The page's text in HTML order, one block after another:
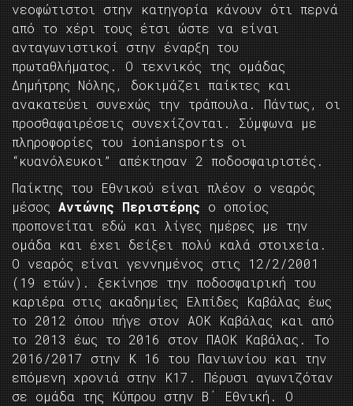
νεοφώτιστοι στην κατηγορία κάνουν ότι περνά
από το χέρι τους έτσι ώστε να είναι
ανταγωνιστικοί στην έναρξη του
πρωταθλήματος. Ο τεχνικός της ομάδας
Δημήτρης Νόλης, δοκιμάζει παίκτες και
ανακατεύει συνεχώς την τράπουλα. Πάντως, οι
προσθαφαιρέσεις συνεχίζονται. Σύμφωνα με
πληροφορίες του ioniansports οι
“κυανόλευκοι” απέκτησαν 2 ποδοσφαιριστές.
Παίκτης του Εθνικού είναι πλέον ο νεαρός
μέσος Αντώνης Περιστέρης ο οποίος
προπονείται εδώ και λίγες ημέρες με την
ομάδα και έχει δείξει πολύ καλά στοιχεία.
Ο νεαρός είναι γεννημένος στις 12/2/2001
(19 ετών). ξεκίνησε την ποδοσφαιρική του
καριέρα στις ακαδημίες Ελπίδες Καβάλας έως
το 2012 όπου πήγε στον ΑΟΚ Καβάλας και από
το 2013 έως το 2016 στον ΠΑΟΚ Καβάλας. Το
2016/2017 στην Κ 16 του Πανιωνίου και την
επόμενη χρονιά στην Κ17. Πέρυσι αγωνιζόταν
σε ομάδα της Κύπρου στην Β΄ Εθνική. Ο